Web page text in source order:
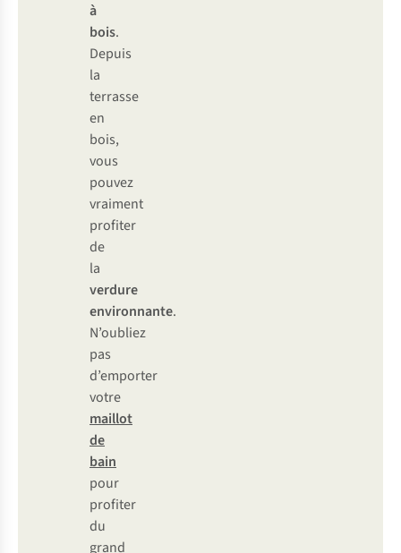
à
bois.
Depuis
la
terrasse
en
bois,
vous
pouvez
vraiment
profiter
de
la
verdure
environnante.
N’oubliez
pas
d’emporter
votre
maillot
de
bain
pour
profiter
du
grand